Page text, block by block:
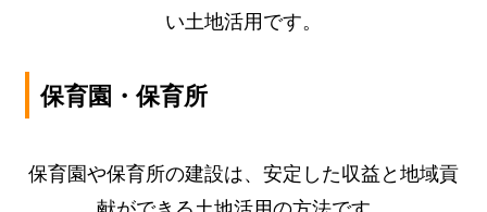
い土地活用です。
保育園・保育所
保育園や保育所の建設は、安定した収益と地域貢
献ができる土地活用の方法です。